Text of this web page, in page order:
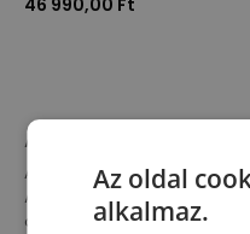
46 990,00 Ft
A New Balance
A New Balance-ot 1906-ban
Államokban, mely azóta
dolgozik. Az innovatív
Az oldal
alkalmaz.